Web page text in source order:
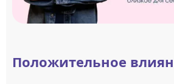
Положительное